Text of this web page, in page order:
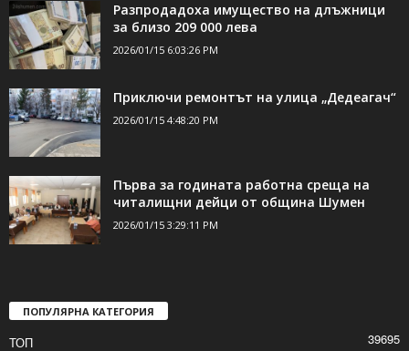
Разпродадоха имущество на длъжници
за близо 209 000 лева
2026/01/15 6:03:26 PM
Приключи ремонтът на улица „Дедеагач“
2026/01/15 4:48:20 PM
Първа за годината работна среща на
читалищни дейци от община Шумен
2026/01/15 3:29:11 PM
ПОПУЛЯРНА КАТЕГОРИЯ
ТОП 39695